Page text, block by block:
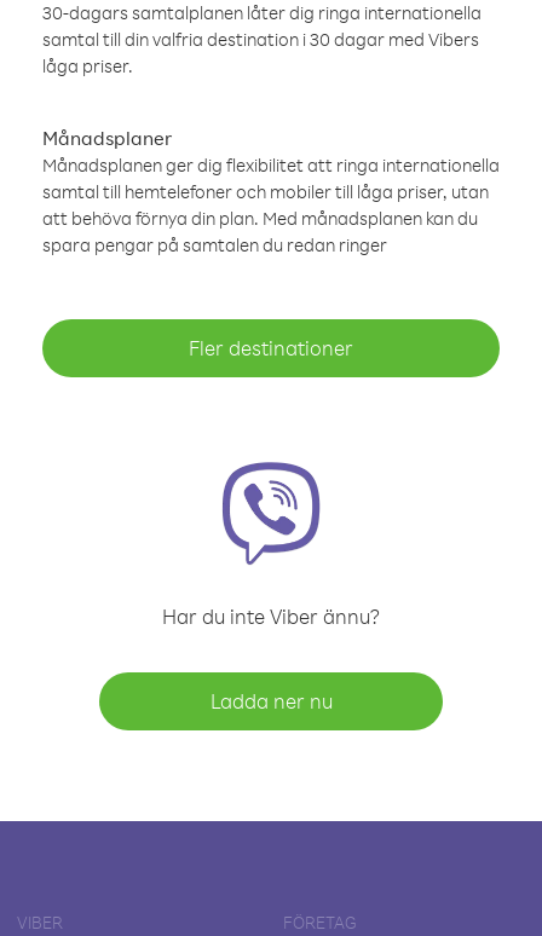
30-dagars samtalplanen låter dig ringa internationella
samtal till din valfria destination i 30 dagar med Vibers
låga priser.
Månadsplaner
Månadsplanen ger dig flexibilitet att ringa internationella
samtal till hemtelefoner och mobiler till låga priser, utan
att behöva förnya din plan. Med månadsplanen kan du
spara pengar på samtalen du redan ringer
Fler destinationer
Har du inte Viber ännu?
Ladda ner nu
VIBER FÖRETAG